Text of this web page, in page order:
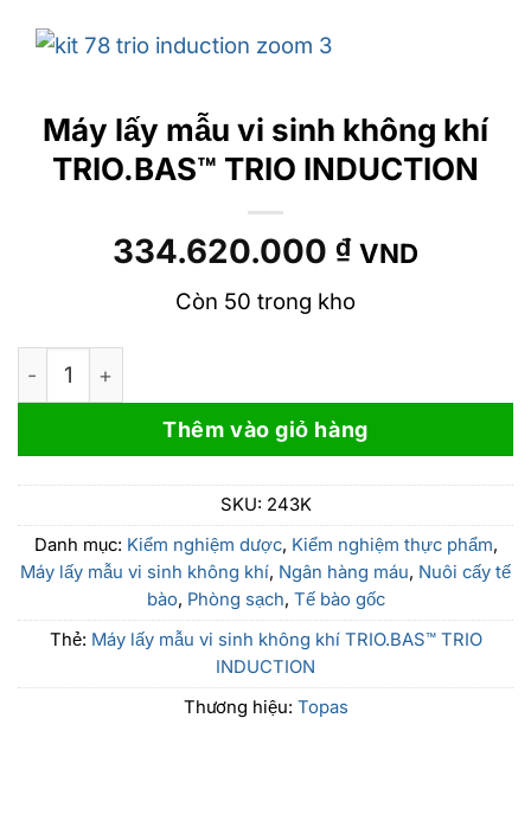
Máy lấy mẫu vi sinh không khí
TRIO.BAS™ TRIO INDUCTION
334.620.000 ₫ VND
Còn 50 trong kho
Máy lấy mẫu vi sinh không khí TRIO.BAS™ TRIO
Thêm vào giỏ hàng
SKU: 243K
Danh mục: Kiểm nghiệm dược, Kiểm nghiệm thực phẩm,
Máy lấy mẫu vi sinh không khí, Ngân hàng máu, Nuôi cấy tế
bào, Phòng sạch, Tế bào gốc
Thẻ: Máy lấy mẫu vi sinh không khí TRIO.BAS™ TRIO
INDUCTION
Thương hiệu: Topas